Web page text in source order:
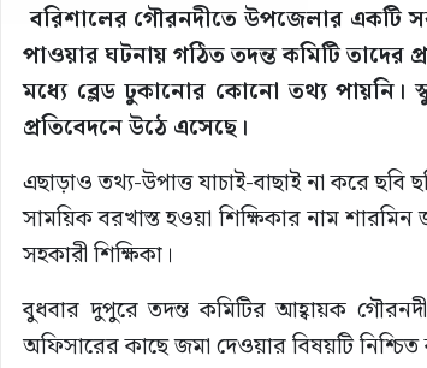
বরিশালের গৌরনদীতে উপজেলার একটি
পাওয়ার ঘটনায় গঠিত তদন্ত কমিটি তাদের
মধ্যে ব্লেড ঢুকানোর কোনো তথ্য পায়নি।
প্রতিবেদনে উঠে এসেছে।
এছাড়াও তথ্য-উপাত্ত যাচাই-বাছাই না করে
সাময়িক বরখাস্ত হওয়া শিক্ষিকার নাম
সহকারী শিক্ষিকা।
বুধবার দুপুরে তদন্ত কমিটির আহ্বায়ক
অফিসারের কাছে জমা দেওয়ার বিষয়টি